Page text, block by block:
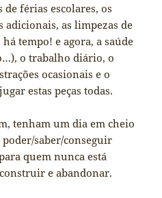
de férias escolares, os
adicionais, as limpezas de
tempo! e agora, a saúde
o trabalho diário, o
ocasionais e o
estas peças todas.
tenham um dia em cheio
saber/conseguir
quem nunca está
e abandonar.